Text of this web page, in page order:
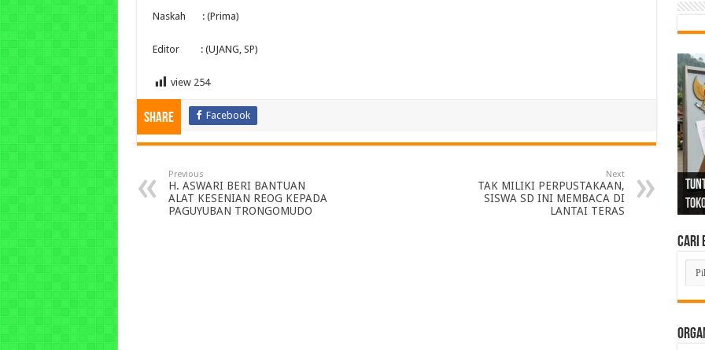
Naskah : (Prima)
Editor : (UJANG, SP)
view 254
Share Facebook
Previous
H. ASWARI BERI BANTUAN
ALAT KESENIAN REOG KEPADA
PAGUYUBAN TRONGOMUDO
Next
TAK MILIKI PERPUSTAKAAN,
SISWA SD INI MEMBACA DI
LANTAI TERAS
Cari
Cari
di